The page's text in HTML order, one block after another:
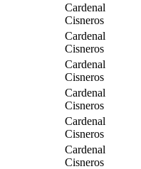
Cardenal
Cisneros
Cardenal
Cisneros
Cardenal
Cisneros
Cardenal
Cisneros
Cardenal
Cisneros
Cardenal
Cisneros